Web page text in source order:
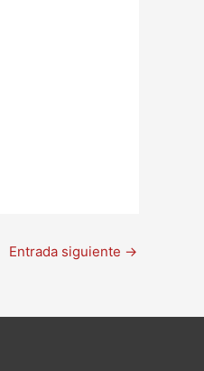
Entrada siguiente →